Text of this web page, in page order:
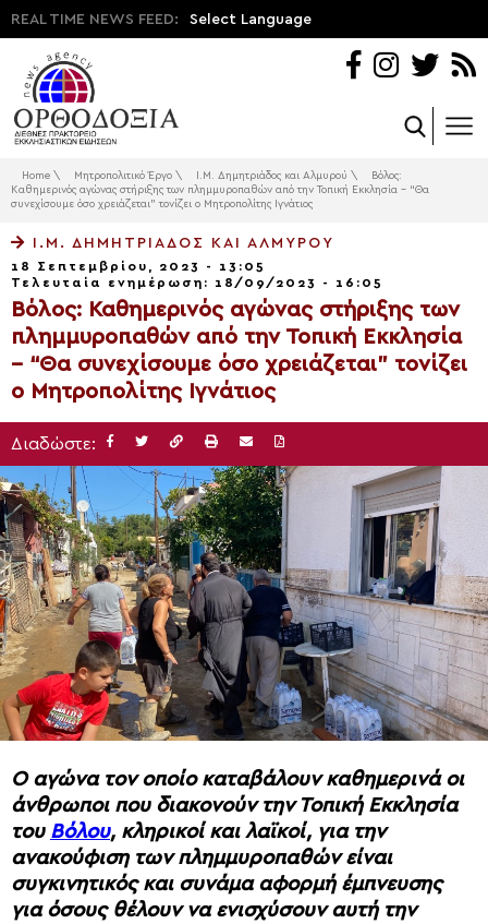
REAL TIME NEWS FEED: Select Language
Home \ Μητροπολιτικό Έργο \ Ι.Μ. Δημητριάδος και Αλμυρού \
Βόλος:
Καθημερινός αγώνας στήριξης των πλημμυροπαθών από την Τοπική Εκκλησία – “Θα
συνεχίσουμε όσο χρειάζεται” τονίζει ο Μητροπολίτης Ιγνάτιος
Ι.Μ. ΔΗΜΗΤΡΙΆΔΟΣ ΚΑΙ ΑΛΜΥΡΟΎ
18 Σεπτεμβρίου, 2023 - 13:05
Τελευταία ενημέρωση: 18/09/2023 - 16:05
Βόλος: Καθημερινός αγώνας στήριξης των
πλημμυροπαθών από την Τοπική Εκκλησία
– “Θα συνεχίσουμε όσο χρειάζεται” τονίζει
ο Μητροπολίτης Ιγνάτιος
Διαδώστε:
Ο αγώνα τον οποίο καταβάλουν καθημερινά οι
άνθρωποι που διακονούν την Τοπική Εκκλησία
του Βόλου, κληρικοί και λαϊκοί, για την
ανακούφιση των πλημμυροπαθών είναι
συγκινητικός και συνάμα αφορμή έμπνευσης
για όσους θέλουν να ενισχύσουν αυτή την